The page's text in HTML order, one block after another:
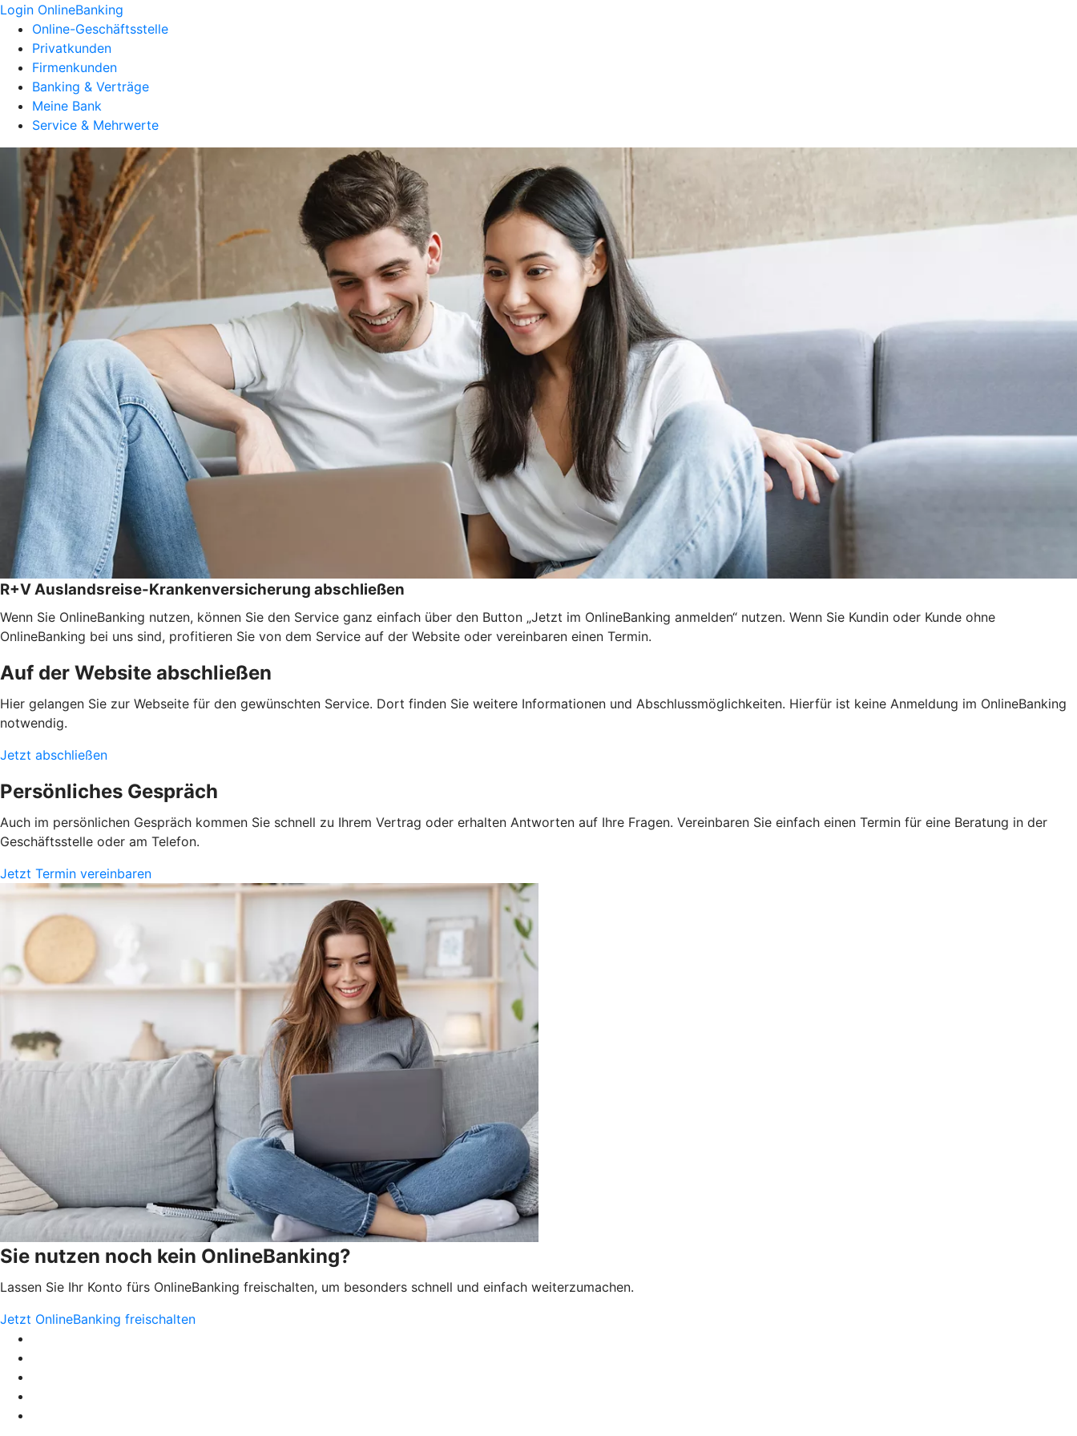
Login OnlineBanking
Online-Geschäftsstelle
Privatkunden
Firmenkunden
Banking & Verträge
Meine Bank
Service & Mehrwerte
R+V Auslandsreise-Krankenversicherung abschließen
Wenn Sie OnlineBanking nutzen, können Sie den Service ganz einfach über den Button „Jetzt im OnlineBanking anmelden“ nutzen. Wenn Sie Kundin oder Kunde ohne
OnlineBanking bei uns sind, profitieren Sie von dem Service auf der Website oder vereinbaren einen Termin.
Auf der Website abschließen
Hier gelangen Sie zur Webseite für den gewünschten Service. Dort finden Sie weitere Informationen und Abschlussmöglichkeiten. Hierfür ist keine Anmeldung im OnlineBanking
notwendig.
Jetzt abschließen
Persönliches Gespräch
Auch im persönlichen Gespräch kommen Sie schnell zu Ihrem Vertrag oder erhalten Antworten auf Ihre Fragen. Vereinbaren Sie einfach einen Termin für eine Beratung in der
Geschäftsstelle oder am Telefon.
Jetzt Termin vereinbaren
Sie nutzen noch kein OnlineBanking?
Lassen Sie Ihr Konto fürs OnlineBanking freischalten, um besonders schnell und einfach weiterzumachen.
Jetzt OnlineBanking freischalten